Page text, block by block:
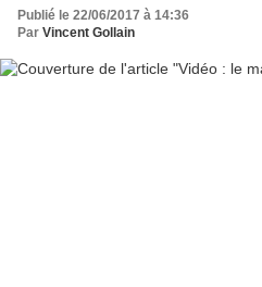
Publié le 22/06/2017 à 14:36
Par Vincent Gollain